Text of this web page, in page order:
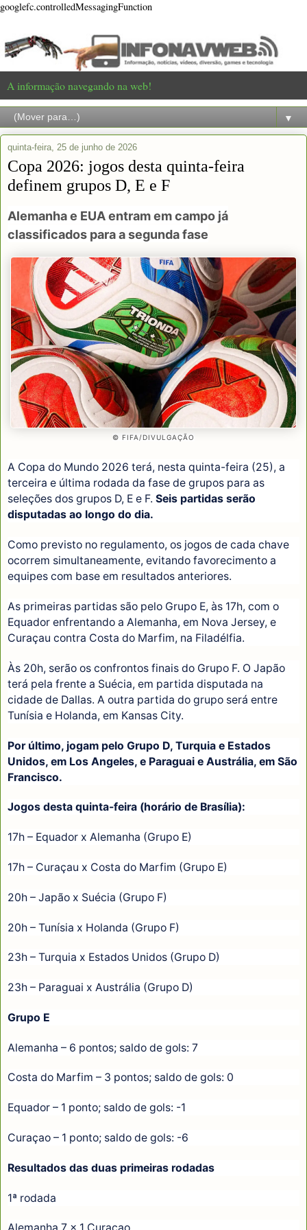
googlefc.controlledMessagingFunction
A informação navegando na web!
▼
quinta-feira, 25 de junho de 2026
Copa 2026: jogos desta quinta-feira
definem grupos D, E e F
Alemanha e EUA entram em campo já
classificados para a segunda fase
© FIFA/DIVULGAÇÃO
A Copa do Mundo 2026 terá, nesta quinta-feira (25), a
terceira e última rodada da fase de grupos para as
seleções dos grupos D, E e F. Seis partidas serão
disputadas ao longo do dia.
Como previsto no regulamento, os jogos de cada chave
ocorrem simultaneamente, evitando favorecimento a
equipes com base em resultados anteriores.
As primeiras partidas são pelo Grupo E, às 17h, com o
Equador enfrentando a Alemanha, em Nova Jersey, e
Curaçau contra Costa do Marfim, na Filadélfia.
Às 20h, serão os confrontos finais do Grupo F. O Japão
terá pela frente a Suécia, em partida disputada na
cidade de Dallas. A outra partida do grupo será entre
Tunísia e Holanda, em Kansas City.
Por último, jogam pelo Grupo D, Turquia e Estados
Unidos, em Los Angeles, e Paraguai e Austrália, em São
Francisco.
Jogos desta quinta-feira (horário de Brasília):
17h – Equador x Alemanha (Grupo E)
17h – Curaçau x Costa do Marfim (Grupo E)
20h – Japão x Suécia (Grupo F)
20h – Tunísia x Holanda (Grupo F)
23h – Turquia x Estados Unidos (Grupo D)
23h – Paraguai x Austrália (Grupo D)
Grupo E
Alemanha – 6 pontos; saldo de gols: 7
Costa do Marfim – 3 pontos; saldo de gols: 0
Equador – 1 ponto; saldo de gols: -1
Curaçao – 1 ponto; saldo de gols: -6
Resultados das duas primeiras rodadas
1ª rodada